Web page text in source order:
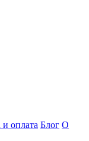
и оплата Блог О